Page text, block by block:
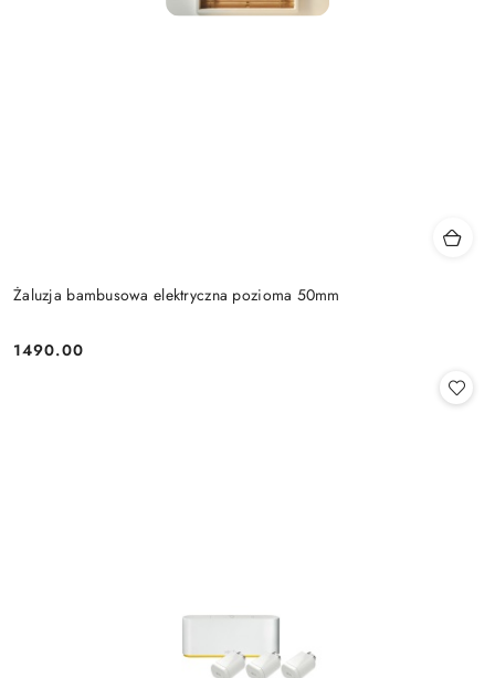
Żaluzja bambusowa elektryczna pozioma 50mm
Cena:
1490.00